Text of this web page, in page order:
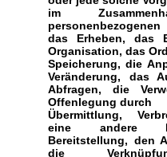
im
das Erheben, das
Organisation, das
Speicherung, die
Veränderung, das
Abfragen, die
Offenlegung durch
Übermittlung,
eine andere
Bereitstellung, den
die